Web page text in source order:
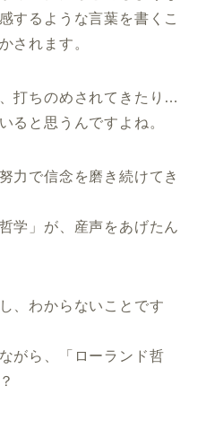
するような言葉を書くこ
されます。
打ちのめされてきたり…
ると思うんですよね。
力で信念を磨き続けてき
学」が、産声をあげたん
、わからないことです
がら、「ローランド哲